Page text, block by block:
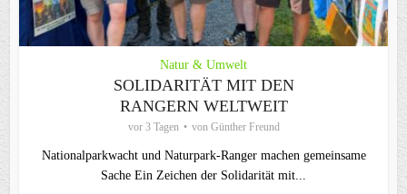
Natur & Umwelt
SOLIDARITÄT MIT DEN
RANGERN WELTWEIT
vor 3 Tagen von Günther Freund
Nationalparkwacht und Naturpark-Ranger machen gemeinsame
Sache Ein Zeichen der Solidarität mit...